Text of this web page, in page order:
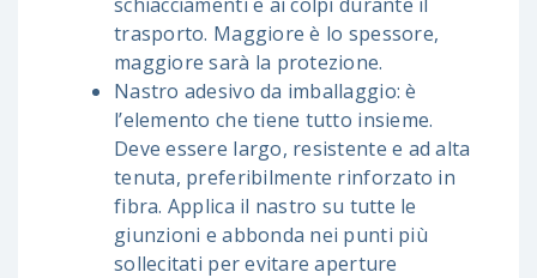
trasporto. Maggiore è lo spessore,
maggiore sarà la protezione.
Nastro adesivo da imballaggio: è
l’elemento che tiene tutto insieme.
Deve essere largo, resistente e ad alta
tenuta, preferibilmente rinforzato in
fibra. Applica il nastro su tutte le
giunzioni e abbonda nei punti più
sollecitati per evitare aperture